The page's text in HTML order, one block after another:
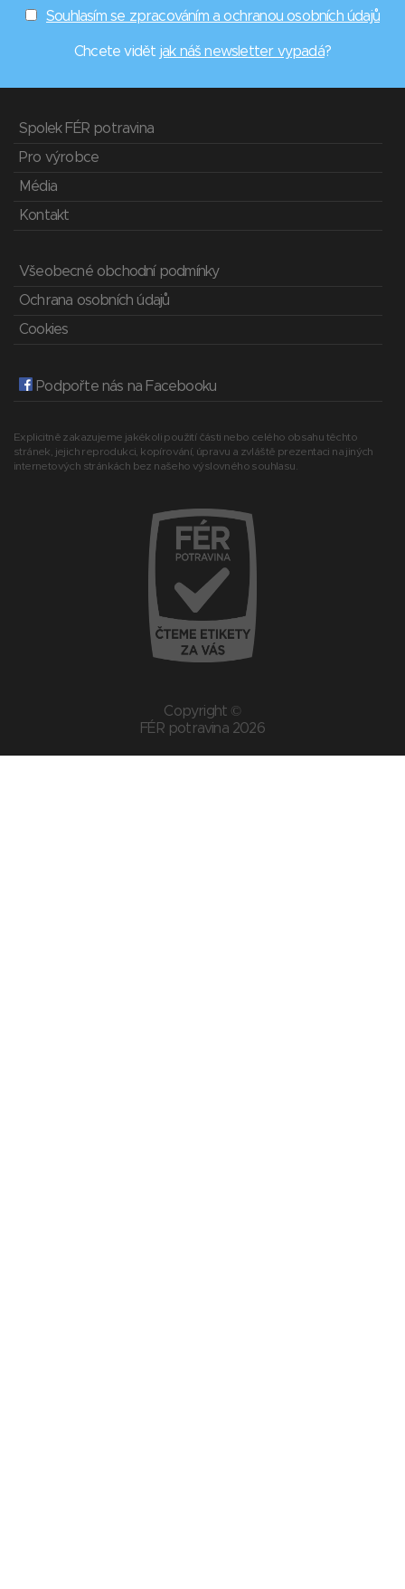
Souhlasím se zpracováním a ochranou osobních údajů
Chcete vidět jak náš newsletter vypadá?
Spolek FÉR potravina
Pro výrobce
Média
Kontakt
Všeobecné obchodní podmínky
Ochrana osobních údajů
Cookies
Podpořte nás na Facebooku
Explicitně zakazujeme jakékoli použití části nebo celého obsahu těchto
stránek, jejich reprodukci, kopírování, úpravu a zvláště prezentaci na jiných
internetových stránkách bez našeho výslovného souhlasu.
Copyright ©
FÉR potravina 2026